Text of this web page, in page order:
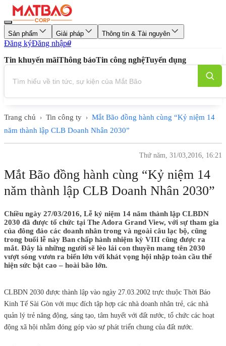
Sản phẩm Giải pháp Thông tin & Tài nguyên
Đăng kýĐăng nhập0
Tin khuyến mãiThông báoTin công nghệTuyển dụng
Trang chủ › Tin công ty › Mắt Bão đồng hành cùng “Kỷ niệm 14
năm thành lập CLB Doanh Nhân 2030”
Thứ năm, 31/03,2016, 16:21
Mắt Bão đồng hành cùng “Kỷ niệm 14
năm thành lập CLB Doanh Nhân 2030”
Chiều ngày 27/03/2016, Lễ kỷ niệm 14 năm thành lập CLBDN
2030 đã được tổ chức tại The Adora Grand View, với sự tham gia
của đông đảo các doanh nhân trong và ngoài câu lạc bộ, cũng
trong buổi lễ này Ban chấp hành nhiệm kỳ VIII cũng được ra
mắt. Đây là những người sẽ lèo lái con thuyền mang tên 2030
vượt sóng vươn ra biển lớn với khát vọng hội nhập toàn cầu thể
hiện sức bật cao – hoài bão lớn.
CLBDN 2030 được thành lập vào ngày 27.03.2002 trực thuộc Thời Báo
Kinh Tế Sài Gòn với mục đích tập hợp các nhà doanh nhân trẻ, các nhà
quản lý trẻ năng động, sáng tạo, tâm huyết với đất nước, tổ chức các hoạt
động xã hội nhằm đóng góp vào sự phát triển chung của đất nước.